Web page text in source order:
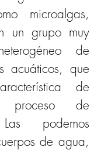
microalgas,
un grupo muy
de
acuáticos, que
de
proceso de
podemos
de agua,